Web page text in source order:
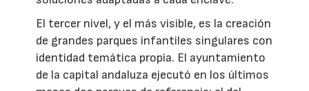
El tercer nivel, y el más visible, es la creación
de grandes parques infantiles singulares con
identidad temática propia. El ayuntamiento
de la capital andaluza ejecutó en los últimos